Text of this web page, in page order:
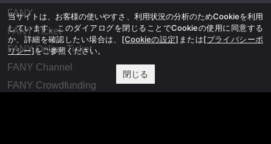
FANY
FANY Ticket
FANY Online Ticket
FANY Channel
FANY Crowdfunding
当サイトは、お客様の使いやすさ、利用状況の分析のためCookieを利用
しています。このダイアログを閉じることでCookieの使用に同意する
か、詳細を確認したい場合は、 [Cookieの設定] または[プライバシーポ
リシー]をご参照ください。
閉じる